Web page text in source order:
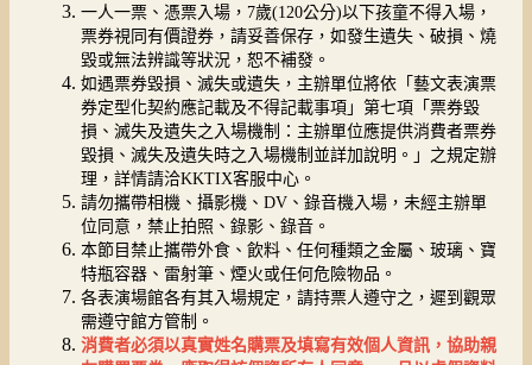
一人一票、憑票入場，7歲(120公分)以下孩童不得入場，
票券視同有價證券，請妥善保存，如發生遺失、破損、燒
毀或無法辨識等狀況，恕不補發。
如遇票券毀損、滅失或遺失，主辦單位將依「藝文表演票
券定型化契約應記載及不得記載事項」第七項「票券毀
損、滅失及遺失之入場機制：主辦單位應提供消費者票券
毀損、滅失及遺失時之入場機制並詳加說明。」之規定辦
理，詳情請洽KKTIX客服中心。
請勿攜帶相機、攝影機、DV、錄音機入場，未經主辦單
位同意，禁止拍照、錄影、錄音。
本節目禁止攜帶外食、飲料、任何種類之金屬、玻璃、寶
特瓶容器、雷射筆、煙火或任何危險物品。
各表演場館各有其入場規定，請持票人遵守之，遲到觀眾
需遵守館方管制。
消費者必須以真實姓名購票及填寫有效個人資訊，協助親